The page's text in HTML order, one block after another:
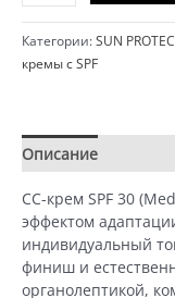
-
CC-
крем
02
Medium
мл)
Категории:SUN
кремы с SPF
Описание
СС-крем SPF 30
эффектом
индивидуальный
финиш и
органолептикой,